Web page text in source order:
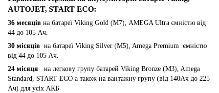
AUTOJET, START ECO:
36 месяців на батареї Viking Gold (M7), AMEGA Ultra ємністю від
44 до 105 Ач.
30 місяців на батареї Viking Silver (M5), Amega Premium ємністю
від 44 до 105 Ач.
24 місяця на легкову групу батарей Viking Bronze (M3), Amega
Standard, START ECO а також на вантажну групу (від 140Ач до 225
Ач) для усіх АКБ